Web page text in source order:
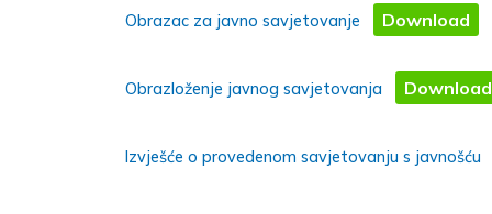
Obrazac za javno savjetovanje Download
Obrazloženje javnog savjetovanja Download
Izvješće o provedenom savjetovanju s javnošću